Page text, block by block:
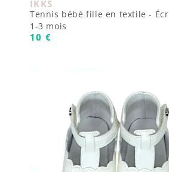
Fournisseur :
IKKS
Tennis bébé fille en textile -
1-3 mois
Prix habituel
10 €